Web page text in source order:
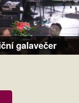
galavečer